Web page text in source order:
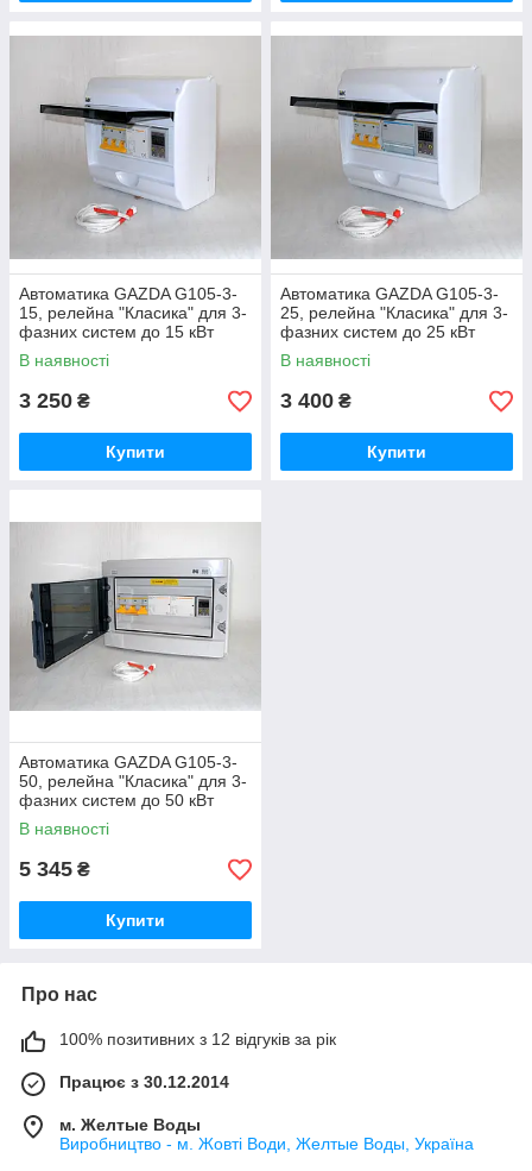
Автоматика GAZDA G105-3-
15, релейна "Класика" для 3-
фазних систем до 15 кВт
В наявності
3 250 ₴
Купити
Автоматика GAZDA G105-3-
25, релейна "Класика" для 3-
фазних систем до 25 кВт
В наявності
3 400 ₴
Купити
Автоматика GAZDA G105-3-
50, релейна "Класика" для 3-
фазних систем до 50 кВт
В наявності
5 345 ₴
Купити
Про нас
100% позитивних з 12 відгуків за рік
Працює з 30.12.2014
м. Желтые Воды
Виробництво - м. Жовті Води, Желтые Воды, Україна